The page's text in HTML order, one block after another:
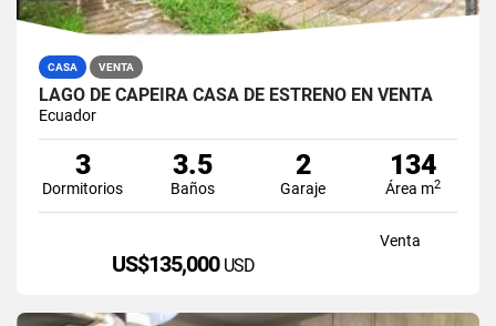
CASA VENTA
LAGO DE CAPEIRA CASA DE ESTRENO EN VENTA
Ecuador
3
Dormitorios
3.5
Baños
2
Garaje
134
Área m2
Venta
US$135,000 USD